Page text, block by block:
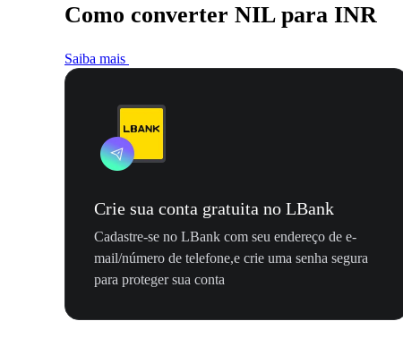
Como converter NIL para INR
Saiba mais
Crie sua conta gratuita no LBank
Cadastre-se no LBank com seu endereço de e-
mail/número de telefone,e crie uma senha segura
para proteger sua conta